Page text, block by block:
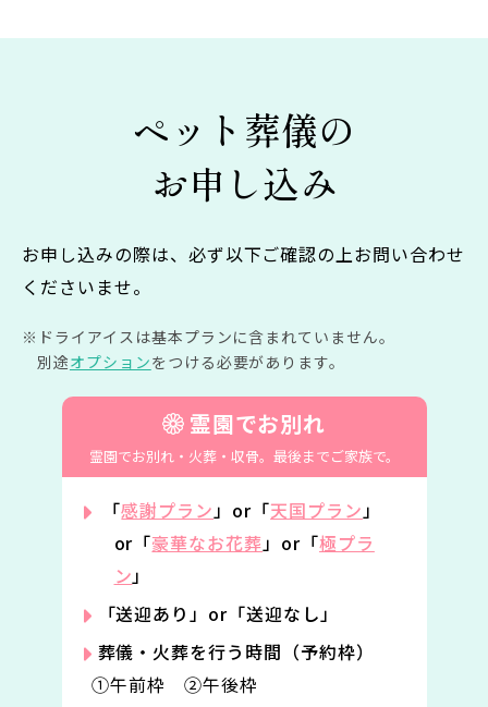
ペット葬儀の
お申し込み
お申し込みの際は、必ず以下ご確認の上お問い合わせ
くださいませ。
ドライアイスは基本プランに含まれていません。
別途オプションをつける必要があります。
霊園でお別れ
霊園でお別れ・火葬・収骨。 最後までご家族で。
「感謝プラン」or「天国プラン」
or「豪華なお花葬」or「極プラ
ン」
「送迎あり」or「送迎なし」
葬儀・火葬を行う時間（予約枠）
①午前枠 ②午後枠